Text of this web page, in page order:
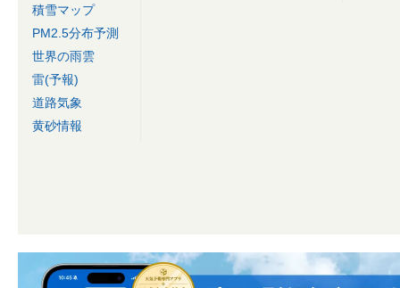
積雪マップ
PM2.5分布予測
世界の雨雲
雷(予報)
道路気象
黄砂情報